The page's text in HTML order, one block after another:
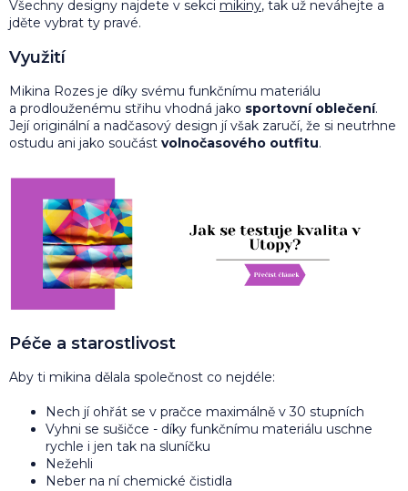
Všechny designy najdete v sekci mikiny, tak už neváhejte a
jděte vybrat ty pravé.
Využití
Mikina Rozes je díky svému funkčnímu materiálu
a prodlouženému střihu vhodná jako sportovní oblečení.
Její originální a nadčasový design jí však zaručí, že si neutrhne
ostudu ani jako součást volnočasového outfitu.
Péče a starostlivost
Aby ti mikina dělala společnost co nejdéle:
Nech jí ohřát se v pračce maximálně v 30 stupních
Vyhni se sušičce - díky funkčnímu materiálu uschne
rychle i jen tak na sluníčku
Nežehli
Neber na ní chemické čistidla